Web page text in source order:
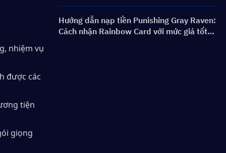
nhiệm vụ
được các
tiện
giọng
tiên nhanh chóng và an toàn
Hướng dẫn nạp tiền Punishing Gray Raven:
Cách nhận Rainbow Card với mức giá tốt